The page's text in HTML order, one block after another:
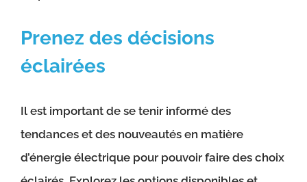
Prenez des décisions
éclairées
Il est important de se tenir informé des
tendances et des nouveautés en matière
d’énergie électrique pour pouvoir faire des choix